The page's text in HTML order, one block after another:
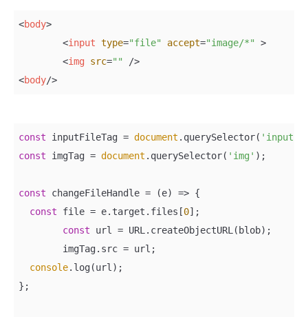
<body>
<input type="file" accept="image/*"
>
<img src=""
/>
<body/>
const inputFileTag = document .querySelector( 'input'
const imgTag = document .querySelector( 'img' );
const changeFileHandle = (e) => {
const file = e.target.files[0];
const url = URL.createObjectURL(blob);
console.log(url);
};